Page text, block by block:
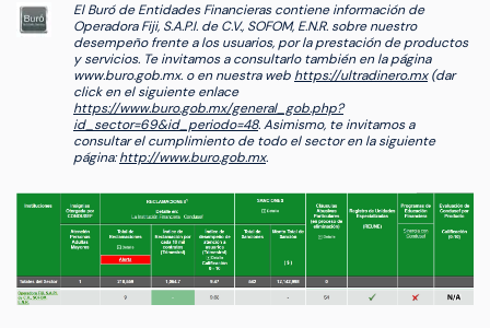
El Buró de Entidades Financieras contiene información de
Operadora Fiji, S.A.P.I. de C.V., SOFOM, E.N.R. sobre nuestro
desempeño frente a los usuarios, por la prestación de productos
y servicios. Te invitamos a consultarlo también en la página
www.buro.gob.mx. o en nuestra web https://ultradinero.mx(dar
click en el siguiente enlace
https://www.buro.gob.mx/general_gob.php?
id_sector=69&id_periodo=48. Asimismo, te invitamos a
consultar el cumplimiento de todo el sector en la siguiente
página:http://www.buro.gob.mx.